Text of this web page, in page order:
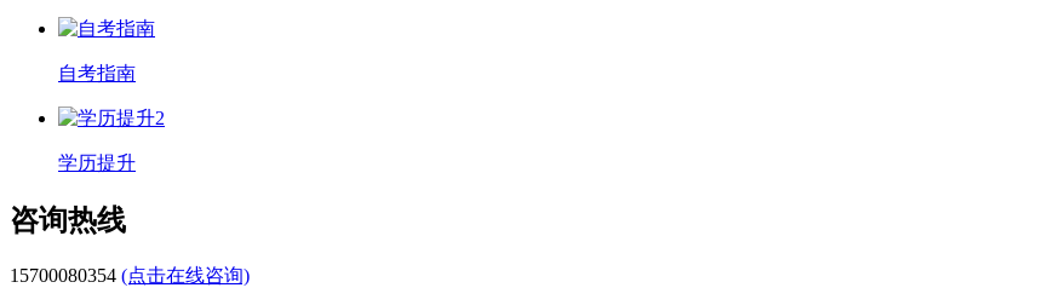
自考指南
学历提升
咨询热线
15700080354 (点击在线咨询)